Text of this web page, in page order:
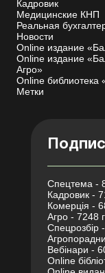
Кадровик
Медицинские КНП
Реальная
Новости
Online издание
Online издание
Агро»
Online библиотека
Метки
Спецтема -
Кадровик -
Комерція -
Агро - 7248
Спецрозбір
Вебінари -
Online